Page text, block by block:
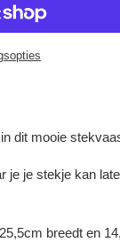
dit mooie
je je stekje kan
breedt en